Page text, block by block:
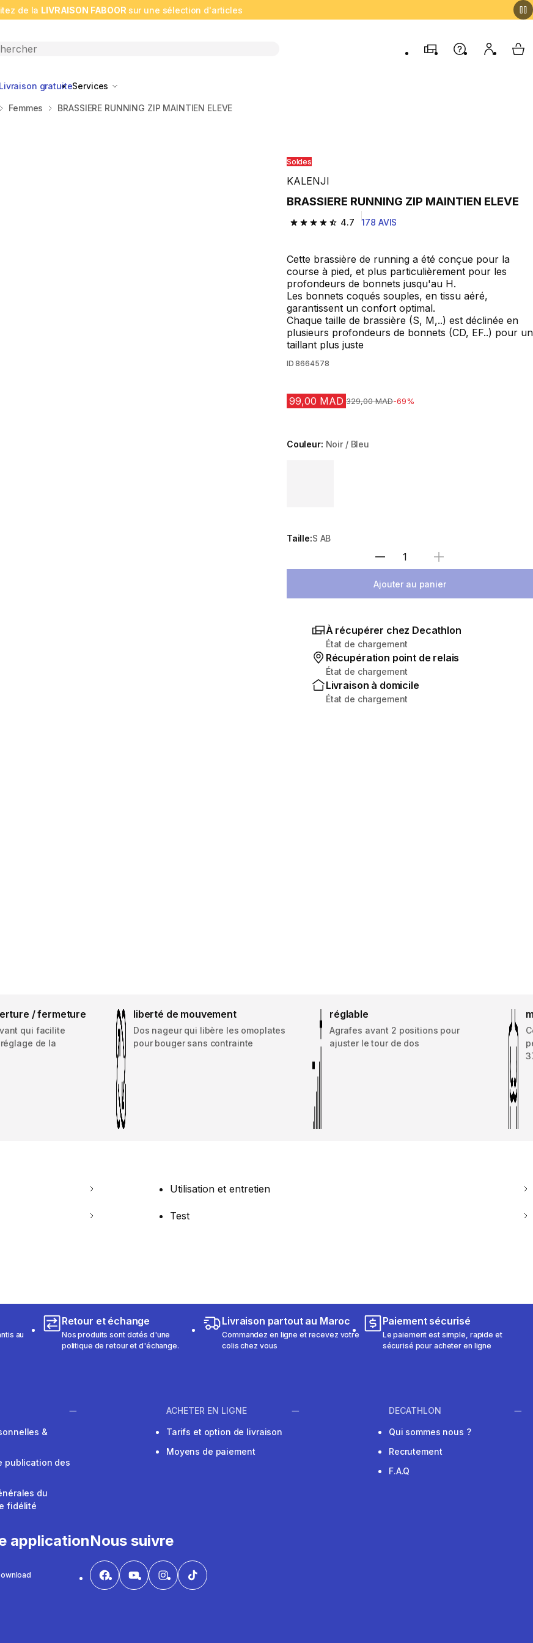
de la LIVRAISON FABOOR sur une sélection d'articles
MagasinsAide Mon My
Livraison gratuiteServices
Femmes BRASSIERE RUNNING ZIP MAINTIEN ELEVE
Soldes
KALENJI
BRASSIERE RUNNING ZIP MAINTIEN ELEVE
4.7
4.7 out of 5 stars from 178 reviews
178 AVIS
Cette brassière de running a été conçue pour la
course à pied, et plus particulièrement pour les
profondeurs de bonnets jusqu'au H.
Les bonnets coqués souples, en tissu aéré,
garantissent un confort optimal.
Chaque taille de brassière (S, M,..) est déclinée en
plusieurs profondeurs de bonnets (CD, EF..) pour un
taillant plus juste
ID 8664578
99,00 MAD Prix avant la réduction
329,00 MAD-69%
Couleur: Noir / Bleu
Taille:S AB
Sélectionnez la quantité
Ajouter au panier
À récupérer chez Decathlon
État de chargement
Récupération point de relais
État de chargement
Livraison à domicile
État de chargement
/ fermeture
qui facilite
de la
liberté de mouvement
Dos nageur qui libère les omoplates
pour bouger sans contrainte
réglable
Agrafes avant 2 positions pour
ajuster le tour de dos
Utilisation et entretien
Test
au
Retour et échange
Nos produits sont dotés d'une
politique de retour et d'échange.
Livraison partout au Maroc
Commandez en ligne et recevez votre
colis chez vous
Paiement sécurisé
Le paiement est simple, rapide et
sécurisé pour acheter en ligne
&
publication des
du
fidélité
ACHETER EN LIGNE
Tarifs et option de livraison
Moyens de paiement
DECATHLON
Qui sommes nous ?
Recrutement
F.A.Q
applicationNous suivre